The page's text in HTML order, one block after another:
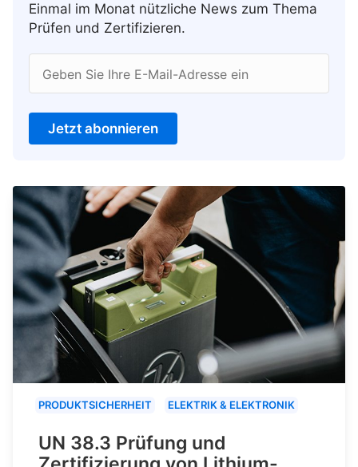
Einmal im Monat nützliche News zum Thema
Prüfen und Zertifizieren.
Geben Sie Ihre E-Mail-Adresse ein
Jetzt abonnieren
PRODUKTSICHERHEIT ELEKTRIK & ELEKTRONIK
UN 38.3 Prüfung und